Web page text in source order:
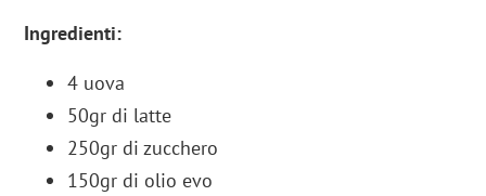
Ingredienti:
4 uova
50gr di latte
250gr di zucchero
150gr di olio evo